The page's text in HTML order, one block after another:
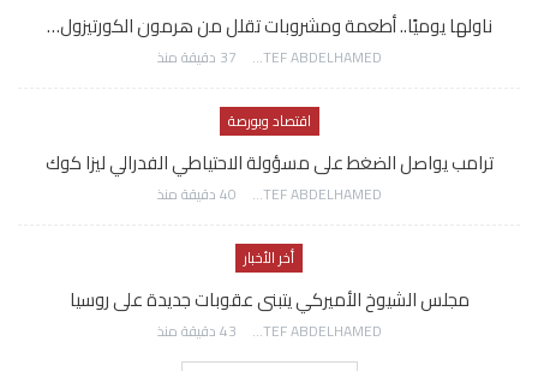
ناولها يوميًا.. أطعمة ومشروبات تقلل من هرمون الكورتيزول…
AWATEF ABDELHAMED 37 دقيقة منذ
اقتصاد وبورصة
ترامب يواصل الضغط على مسؤولة الاحتياطي الفدرالي ليزا كوك
AWATEF ABDELHAMED 40 دقيقة منذ
أخر الأخبار
مجلس الشيوخ الأميركي يتبنى عقوبات جديدة على روسيا
AWATEF ABDELHAMED 43 دقيقة منذ